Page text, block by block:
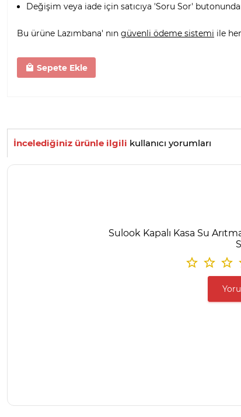
Değişim veya iade için satıcıya 'Soru Sor'
Bu ürüne Lazımbana' nın güvenli ödeme sistemi ile
Sepete Ekle
İncelediğiniz ürünle ilgili kullanıcı yorumları
Sulook Kapalı Kasa Su